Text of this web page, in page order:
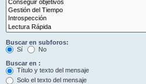
Buscar en subforos:
Sí
No
Buscar en :
Título y texto del mensaje
Solo el texto del mensaje